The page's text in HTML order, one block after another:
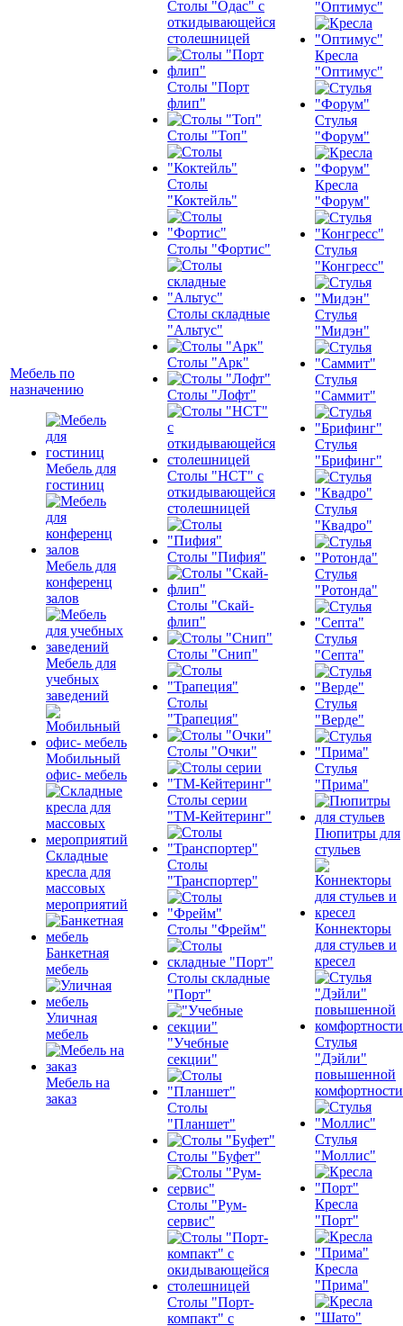
Мебель по
назначению
Мебель для
гостиниц
Мебель для
конференц
залов
Мебель для
учебных
заведений
Мобильный
офис- мебель
Складные
кресла для
массовых
мероприятий
Банкетная
мебель
Уличная
мебель
Мебель на
заказ
Столы "Одас" с
откидывающейся
столешницей
Столы "Порт
флип"
Столы "Топ"
Столы
"Коктейль"
Столы "Фортис"
Столы складные
"Альтус"
Столы "Арк"
Столы "Лофт"
Столы "НСТ" с
откидывающейся
столешницей
Столы "Пифия"
Столы "Скай-
флип"
Столы "Снип"
Столы
"Трапеция"
Столы "Очки"
Столы серии
"ТМ-Кейтеринг"
Столы
"Транспортер"
Столы "Фрейм"
Столы складные
"Порт"
"Учебные
секции"
Столы
"Планшет"
Столы "Буфет"
Столы "Рум-
сервис"
Столы "Порт-
компакт" с
"Оптимус"
Кресла
"Оптимус"
Стулья
"Форум"
Кресла
"Форум"
Стулья
"Конгресс"
Стулья
"Мидэн"
Стулья
"Саммит"
Стулья
"Брифинг"
Стулья
"Квадро"
Стулья
"Ротонда"
Стулья
"Септа"
Стулья
"Верде"
Стулья
"Прима"
Пюпитры для
стульев
Коннекторы
для стульев и
кресел
Стулья
"Дэйли"
повышенной
комфортности
Стулья
"Моллис"
Кресла
"Порт"
Кресла
"Прима"